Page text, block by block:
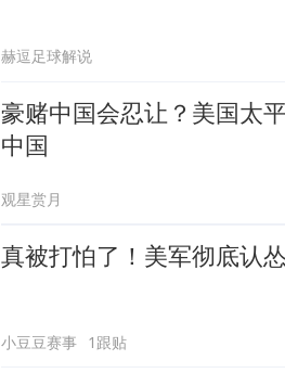
赫逗足球解说
豪赌中国会忍让？美国太
中国
观星赏月
真被打怕了！美军彻底认
小豆豆赛事 1跟贴